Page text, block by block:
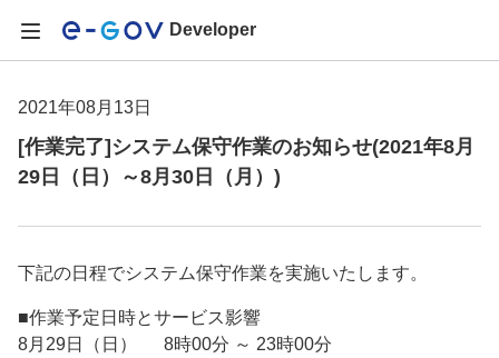
Developer
2021年08月13日
[作業完了]システム保守作業のお知らせ(2021年8月
29日（日）～8月30日（月）)
下記の日程でシステム保守作業を実施いたします。
■作業予定日時とサービス影響
8月29日（日） 8時00分 ～ 23時00分